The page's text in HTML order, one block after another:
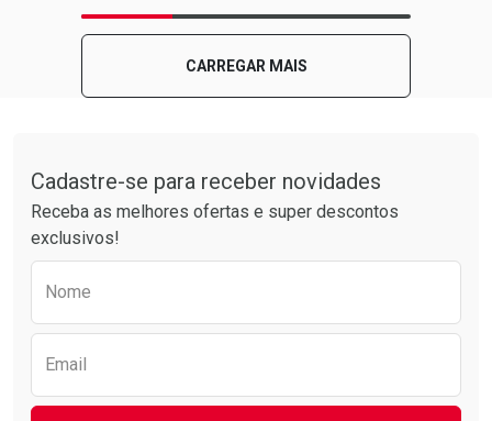
Laboratório
Ver Desconto Convênio
Por Menos
CARREGAR MAIS
Cadastre-se para receber novidades
Receba as melhores ofertas e super descontos
exclusivos!
Nome
Email